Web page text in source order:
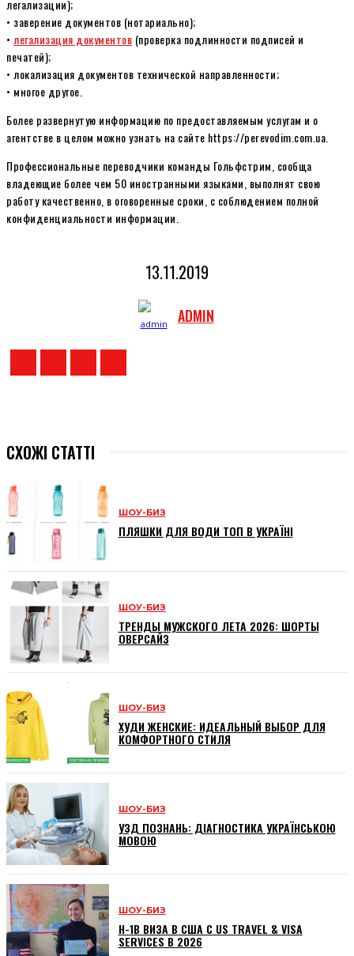
легализации);
• заверение документов (нотариально);
• легализация документов (проверка подлинности подписей и
печатей);
• локализация документов технической направленности;
• многое другое.
Более развернутую информацию по предоставляемым услугам и о
агентстве в целом можно узнать на сайте https://perevodim.com.ua.
Профессиональные переводчики команды Гольфстрим, сообща
владеющие более чем 50 иностранными языками, выполнят свою
работу качественно, в оговоренные сроки, с соблюдением полной
конфиденциальности информации.
13.11.2019
ADMIN
СХОЖІ СТАТТІ
ШОУ-БИЗ
ПЛЯШКИ ДЛЯ ВОДИ ТОП В УКРАЇНІ
ШОУ-БИЗ
ТРЕНДЫ МУЖСКОГО ЛЕТА 2026: ШОРТЫ
ОВЕРСАЙЗ
ШОУ-БИЗ
ХУДИ ЖЕНСКИЕ: ИДЕАЛЬНЫЙ ВЫБОР ДЛЯ
КОМФОРТНОГО СТИЛЯ
ШОУ-БИЗ
УЗД ПОЗНАНЬ: ДІАГНОСТИКА УКРАЇНСЬКОЮ
МОВОЮ
ШОУ-БИЗ
H-1B ВИЗА В США С US TRAVEL & VISA
SERVICES В 2026